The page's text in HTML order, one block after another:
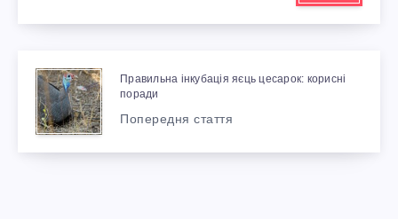
Правильна інкубація яєць цесарок: корисні
поради
Попередня стаття